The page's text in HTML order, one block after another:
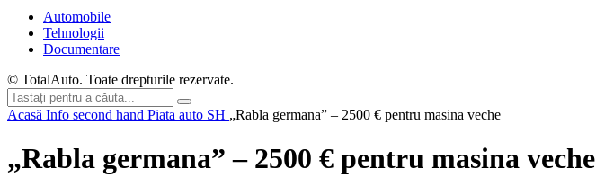
Automobile
Tehnologii
Documentare
© TotalAuto. Toate drepturile rezervate.
Acasă Info second hand Piata auto SH „Rabla germana” – 2500 € pentru masina veche
„Rabla germana” – 2500 € pentru masina veche